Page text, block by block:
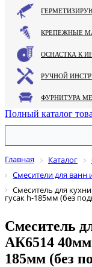
Полный каталог
Главная Каталог
Смесители для ванн
Смеситель для
гусак h-185мм (без
Смеситель
АК6514 40мм
185мм (без